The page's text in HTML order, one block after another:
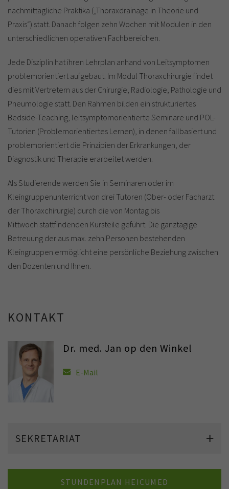
nachmittägliche Praktika („Thoraxdrainage in Theorie und
Praxis“) statt. Danach folgen zehn Wochen mit Modulen in den
unterschiedlichen operativen Fachbereichen.
Jede Disziplin hat ihren Lehrplan anhand von Leitsymptomen
problemorientiert aufgebaut. Im Modul Thoraxchirurgie findet
dies mit Vertretern aus der Chirurgie, Radiologie, Pathologie und
Pneumologie statt. Den Rahmen bilden ein strukturiertes
Bedside-Teaching, leitsymptomorientierte Seminare und POL-
Tutorien (Problemorientiertes Lernen), in denen fallbasiert und
problemorientiert die Prinzipien der Erkrankungen, der
Diagnostik und Therapie erarbeitet werden.
Als Studierende werden Sie in Seminaren oder im
Kleingruppenunterricht von drei Tutoren (Ober- oder Facharzt
der Thoraxchirurgie) durch die von Montag bis
Mittwoch stattfindenden Kursteile geführt. Die ganztägige
Betreuung der aus max. zehn Personen bestehenden
Kleingruppen ermöglicht eine persönliche Beziehung zwischen
den Dozenten und Ihnen.
KONTAKT
Dr. med. Jan op den Winkel
E-Mail
SEKRETARIAT
STUNDENPLAN HEICUMED